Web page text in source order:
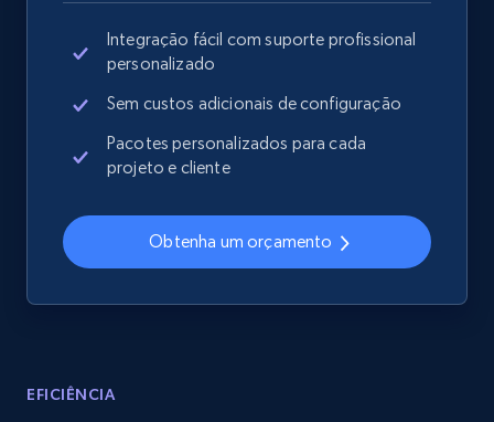
Home Depot US - Discover products by
specified URL
URL, Domain, Country code, Model number,
Sku, Product id, Product name, Manufacturer,
and more.
2.1K+ 355+ Comece agora
URL, Domain, Country code, Model number,
Integração fácil com suporte profissional
personalizado
Sem custos adicionais de configuração
Pacotes personalizados para cada
projeto e cliente
Obtenha um orçamento
EFICIÊNCIA